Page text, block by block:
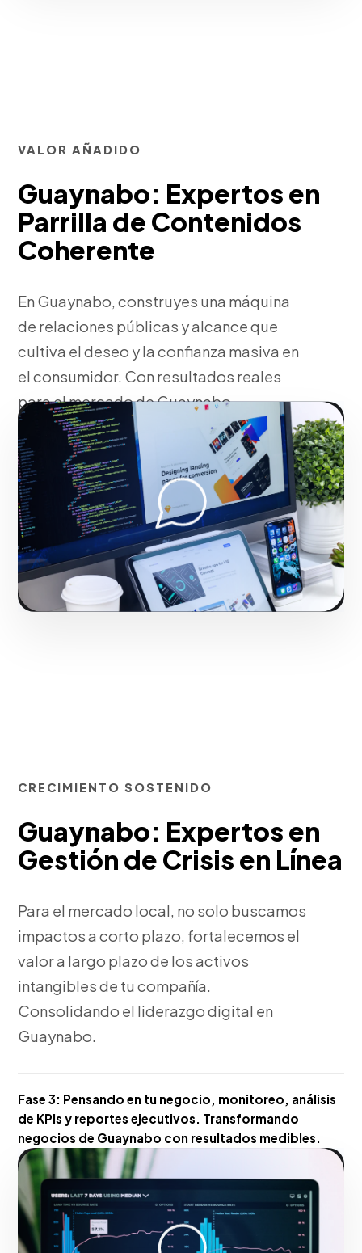
VALOR AÑADIDO
Guaynabo: Expertos en
Parrilla de Contenidos
Coherente
En Guaynabo, construyes una máquina
de relaciones públicas y alcance que
cultiva el deseo y la confianza masiva en
el consumidor. Con resultados reales
para el mercado de Guaynabo.
Fase 2: Despliegue operativo y tácticas de tracción.
Consolidando el liderazgo digital en Guaynabo.
Iniciar proyecto
CRECIMIENTO SOSTENIDO
Guaynabo: Expertos en
Gestión de Crisis en Línea
Para el mercado local, no solo buscamos
impactos a corto plazo, fortalecemos el
valor a largo plazo de los activos
intangibles de tu compañía.
Consolidando el liderazgo digital en
Guaynabo.
Fase 3: Pensando en tu negocio, monitoreo, análisis
de KPIs y reportes ejecutivos. Transformando
negocios de Guaynabo con resultados medibles.
Hacerlo realidad